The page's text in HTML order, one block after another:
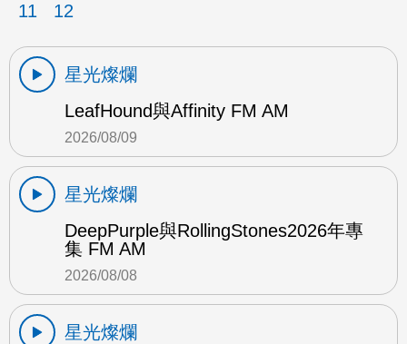
11
12
星光燦爛
LeafHound與Affinity FM AM
2026/08/09
星光燦爛
DeepPurple與RollingStones2026年專
集 FM AM
2026/08/08
星光燦爛